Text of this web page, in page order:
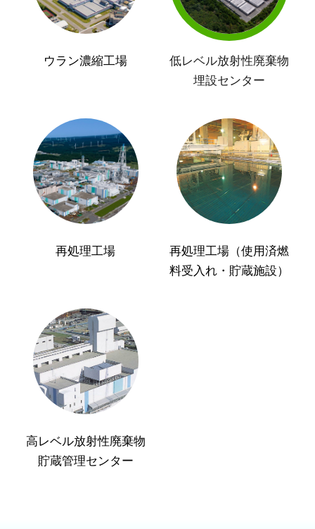
ウラン濃縮工場
低レベル放射性廃棄物
埋設センター
再処理工場
再処理工場（使用済燃
料受入れ・貯蔵施設）
高レベル放射性廃棄物
貯蔵管理センター